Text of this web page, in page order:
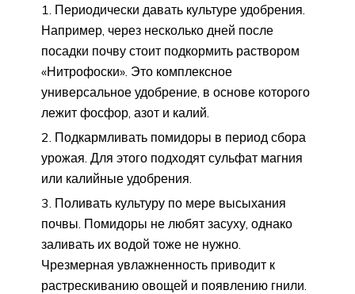
Периодически давать культуре удобрения.
Например, через несколько дней после
посадки почву стоит подкормить раствором
«Нитрофоски». Это комплексное
универсальное удобрение, в основе которого
лежит фосфор, азот и калий.
Подкармливать помидоры в период сбора
урожая. Для этого подходят сульфат магния
или калийные удобрения.
Поливать культуру по мере высыхания
почвы. Помидоры не любят засуху, однако
заливать их водой тоже не нужно.
Чрезмерная увлажненность приводит к
растрескиванию овощей и появлению гнили.